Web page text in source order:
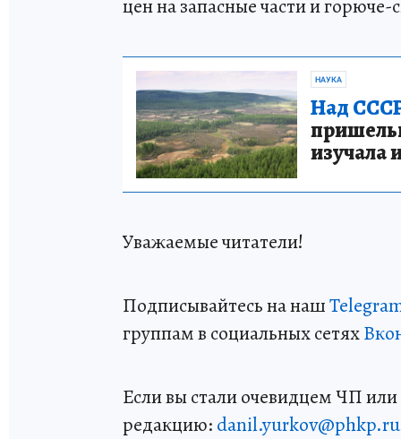
цен на запасные части и
НАУКА
Над
изучала
Уважаемые читатели!
Подписывайтесь на наш
группам в социальных сетях
Если вы стали очевидцем ЧП
редакцию: danil.yurkov@phkp.ru